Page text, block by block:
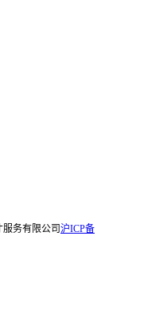
服务有限公司 沪ICP备